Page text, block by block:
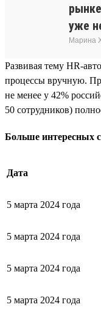
уже
Марина
Развивая тему HR-
процессы вручную.
не менее у 42%
50 сотрудников)
Больше интересных
Дата
5 марта 2024 года
5 марта 2024 года
5 марта 2024 года
5 марта 2024 года